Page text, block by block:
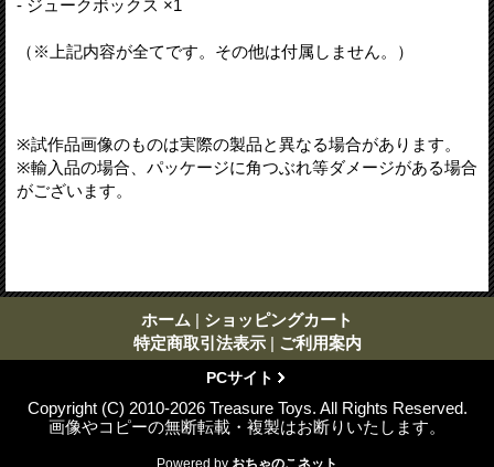
- ジュークボックス ×1
（※上記内容が全てです。その他は付属しません。）
※試作品画像のものは実際の製品と異なる場合があります。
※輸入品の場合、パッケージに角つぶれ等ダメージがある場合
がございます。
ホーム | ショッピングカート
特定商取引法表示 | ご利用案内
PCサイト
Copyright (C) 2010-2026 Treasure Toys. All Rights Reserved.
画像やコピーの無断転載・複製はお断りいたします。
Powered by おちゃのこネット